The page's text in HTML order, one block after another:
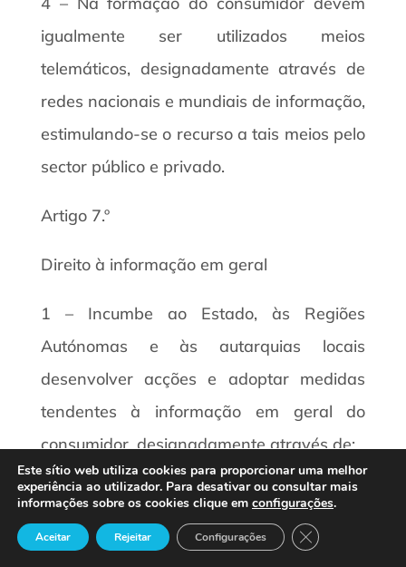
igualmente ser utilizados meios
telemáticos, designadamente através de
redes nacionais e mundiais de informação,
estimulando-se o recurso a tais meios pelo
sector público e privado.
Artigo 7.º
Direito à informação em geral
1 – Incumbe ao Estado, às Regiões
Autónomas e às autarquias locais
desenvolver acções e adoptar medidas
tendentes à informação em geral do
consumidor, designadamente através de:
a) Apoio às acções de informação
promovidas pelas associações de
Este sítio web utiliza cookies para proporcionar uma melhor
experiência ao utilizador. Para desativar ou consultar mais
informações sobre os cookies clique em configurações.
Aceitar Rejeitar Configurações Close GDPR